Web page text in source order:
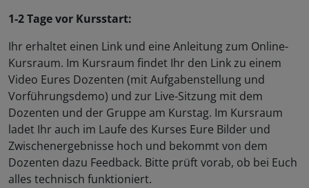
1-2 Tage vor Kursstart:
Ihr erhaltet einen Link und eine Anleitung zum Online-
Kursraum. Im Kursraum findet Ihr den Link zu einem
Video Eures Dozenten (mit Aufgabenstellung und
Vorführungsdemo) und zur Live-Sitzung mit dem
Dozenten und der Gruppe am Kurstag. Im Kursraum
ladet Ihr auch im Laufe des Kurses Eure Bilder und
Zwischenergebnisse hoch und bekommt von dem
Dozenten dazu Feedback. Bitte prüft vorab, ob bei Euch
alles technisch funktioniert.